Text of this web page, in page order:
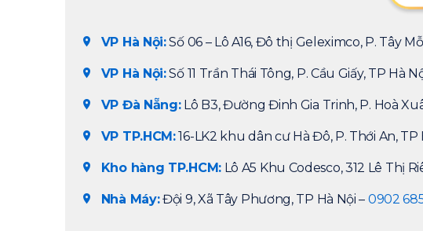
VP Hà Nội:Số 06 – Lô A16, Đô thị Geleximco, P. Tây
VP Hà Nội:Số 11 Trần Thái Tông, P. Cầu Giấy, TP Hà
VP Đà Nẵng:Lô B3, Đường Đinh Gia Trinh, P. Hoà
VP TP.HCM:16-LK2 khu dân cư Hà Đô, P. Thới An,
Kho hàng TP.HCM:Lô A5 Khu Codesco, 312 Lê Thị
Nhà Máy:Đội 9, Xã Tây Phương, TP Hà Nội – 0902